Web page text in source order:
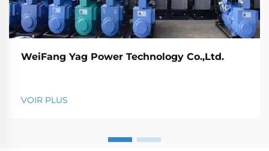
WeiFang Yag Power Technology Co.,Ltd.
VOIR PLUS